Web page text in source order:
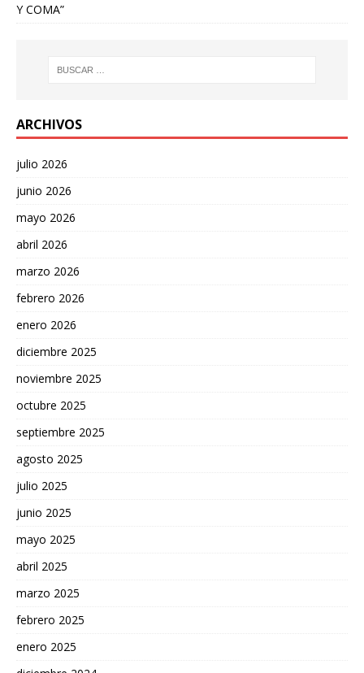
Y COMA”
ARCHIVOS
julio 2026
junio 2026
mayo 2026
abril 2026
marzo 2026
febrero 2026
enero 2026
diciembre 2025
noviembre 2025
octubre 2025
septiembre 2025
agosto 2025
julio 2025
junio 2025
mayo 2025
abril 2025
marzo 2025
febrero 2025
enero 2025